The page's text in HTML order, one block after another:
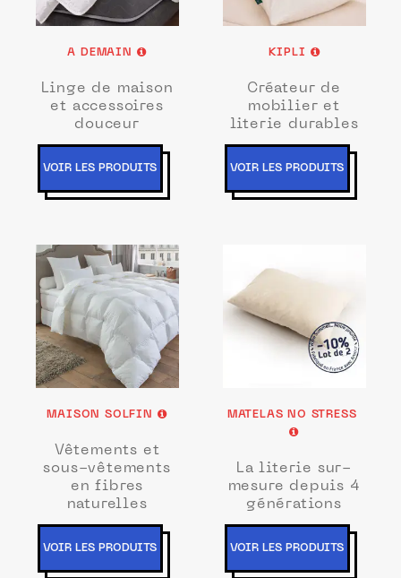
A DEMAIN
Linge de maison
et accessoires
douceur
VOIR LES PRODUITS
KIPLI
Créateur de
mobilier et
literie durables
VOIR LES PRODUITS
MAISON SOLFIN
Vêtements et
sous-vêtements
en fibres
naturelles
VOIR LES PRODUITS
MATELAS NO STRESS
La literie sur-
mesure depuis 4
générations
VOIR LES PRODUITS